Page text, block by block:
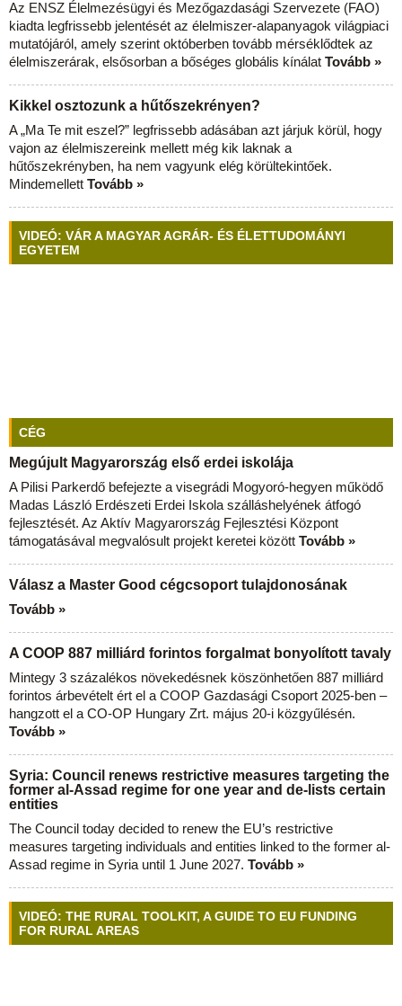
Az ENSZ Élelmezésügyi és Mezőgazdasági Szervezete (FAO)
kiadta legfrissebb jelentését az élelmiszer-alapanyagok világpiaci
mutatójáról, amely szerint októberben tovább mérséklődtek az
élelmiszerárak, elsősorban a bőséges globális kínálat Tovább »
Kikkel osztozunk a hűtőszekrényen?
A „Ma Te mit eszel?” legfrissebb adásában azt járjuk körül, hogy
vajon az élelmiszereink mellett még kik laknak a
hűtőszekrényben, ha nem vagyunk elég körültekintőek.
Mindemellett Tovább »
VIDEÓ: VÁR A MAGYAR AGRÁR- ÉS ÉLETTUDOMÁNYI
EGYETEM
CÉG
Megújult Magyarország első erdei iskolája
A Pilisi Parkerdő befejezte a visegrádi Mogyoró-hegyen működő
Madas László Erdészeti Erdei Iskola szálláshelyének átfogó
fejlesztését. Az Aktív Magyarország Fejlesztési Központ
támogatásával megvalósult projekt keretei között Tovább »
Válasz a Master Good cégcsoport tulajdonosának
Tovább »
A COOP 887 milliárd forintos forgalmat bonyolított tavaly
Mintegy 3 százalékos növekedésnek köszönhetően 887 milliárd
forintos árbevételt ért el a COOP Gazdasági Csoport 2025-ben –
hangzott el a CO-OP Hungary Zrt. május 20-i közgyűlésén.
Tovább »
Syria: Council renews restrictive measures targeting the
former al-Assad regime for one year and de-lists certain
entities
The Council today decided to renew the EU’s restrictive
measures targeting individuals and entities linked to the former al-
Assad regime in Syria until 1 June 2027. Tovább »
VIDEÓ: THE RURAL TOOLKIT, A GUIDE TO EU FUNDING
FOR RURAL AREAS